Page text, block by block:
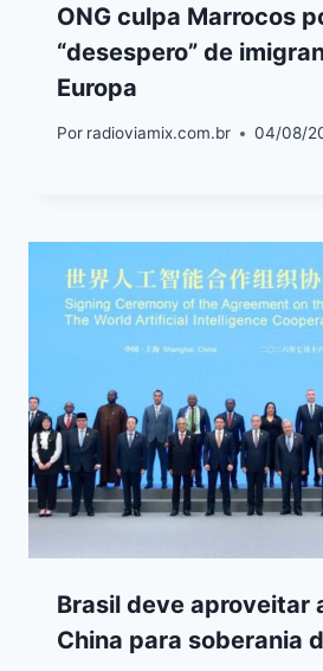
ONG culpa Marrocos
“desespero” de
Europa
Por radioviamix.com.br 04/08/
Brasil deve aproveitar
China para soberania